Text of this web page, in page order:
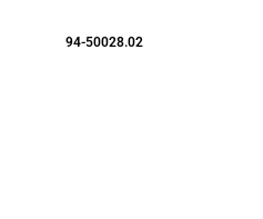
94-50028.02